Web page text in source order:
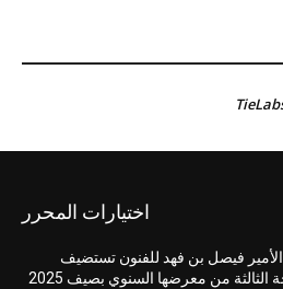
اختيارات المحرر
فيصل بن فهد للفنون تستضيف
النسخة الثالثة من معرضها السنوي بصيف 2025